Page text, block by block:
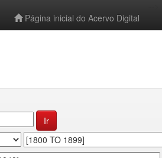
Página inicial do Acervo Digital